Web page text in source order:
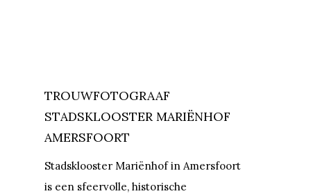
TROUWFOTOGRAAF
STADSKLOOSTER MARIËNHOF
AMERSFOORT
Stadsklooster Mariënhof in Amersfoort
is een sfeervolle, historische